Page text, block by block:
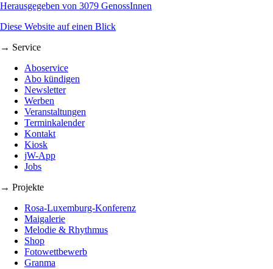
Herausgegeben von 3079 GenossInnen
Diese Website auf einen Blick
→ Service
Aboservice
Abo kündigen
Newsletter
Werben
Veranstaltungen
Terminkalender
Kontakt
Kiosk
jW-App
Jobs
→ Projekte
Rosa-Luxemburg-Konferenz
Maigalerie
Melodie & Rhythmus
Shop
Fotowettbewerb
Granma